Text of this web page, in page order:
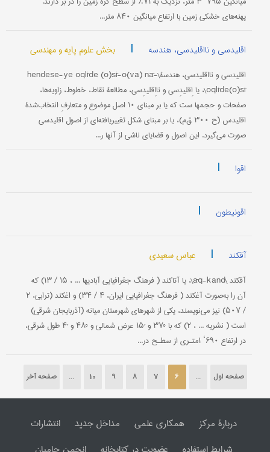
پهنه‌های خشکی زمین با ارتفاع میانگین ۸۴۰ متر...
اقلیدسی و نااقلیدسی، هندسه | بخش علوم پایه و مهندسی
اقلیدسی و نااقلیدسی، هندسۀ\hendese-ye oqlīde (o)sī-o(va) nā-
oqlīde(o)sī\، یا اِقلیدِسی و نااِقلیدِسی، مطالعۀ نقاط، خطوط، زاویه‌ها،
صفحات و حجمها ست که یا بر مبنای ۱۰ اصل موضوع و متعارفِ انتخاب‌شدۀ
اقلیدس (ح ۳۰۰ ق‌‌م)، یا بر مبنای شکل تغییریافته‌ای از اصول اقلیدسی
صورت می‌گیرد. این اصول و قضایای ناشی از آنها ر...
اقوا |
اقونیطون |
آقکند | عباس سعیدی
آقکند \āq-kand\، یا آتاکند ( فرهنگ جغرافیایی آبادیها ... ، ۱۵ / ۱۳) که
آن را به‌صورت آغکند ( فرهنگ جغرافیایی ایران، ۴ / ۳۴) و اغکند (ترابی، ۲
/ ۵۰۷) نیز می‌نویسند، یکی از شهرهای شهرستان میانه (آذربایجان شرقی)
است ( نشریه ... ، ۲) که با °۳۷ و ´۱۵ عرض شمالی و °۴۸ و ´۴ طول شرقی،
در ارتفاع ۶۹۰‘ ۱‌متـری از سطـح در...
صفحه اول ...
6
7
8
9
10
... صفحه آخر
دربارۀ مرکز همکاری علمی مداخل جدید
انتشارات